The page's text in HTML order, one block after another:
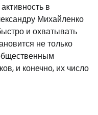
в
Михайленко
и охватывать
не только
и конечно, их число